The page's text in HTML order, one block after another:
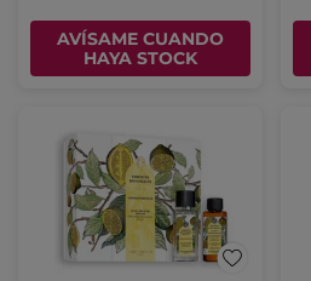
AVÍSAME CUANDO
HAYA STOCK